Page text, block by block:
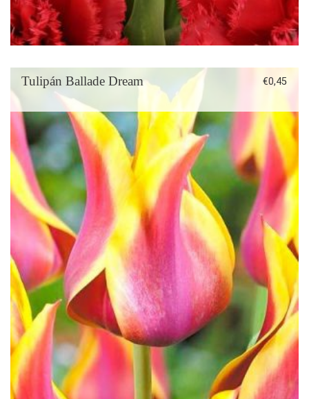
Tulipán Ballade Dream €0,45